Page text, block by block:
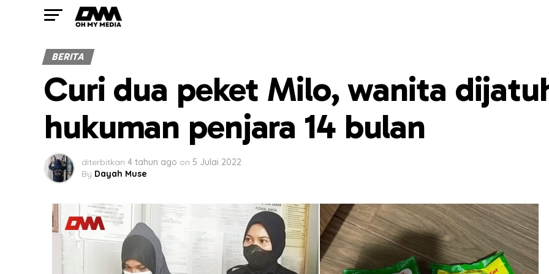
BERITA
Curi dua peket Milo, wanita
hukuman penjara 14 bulan
diterbitkan 4 tahun ago on 5 Julai 2022
By Dayah Muse